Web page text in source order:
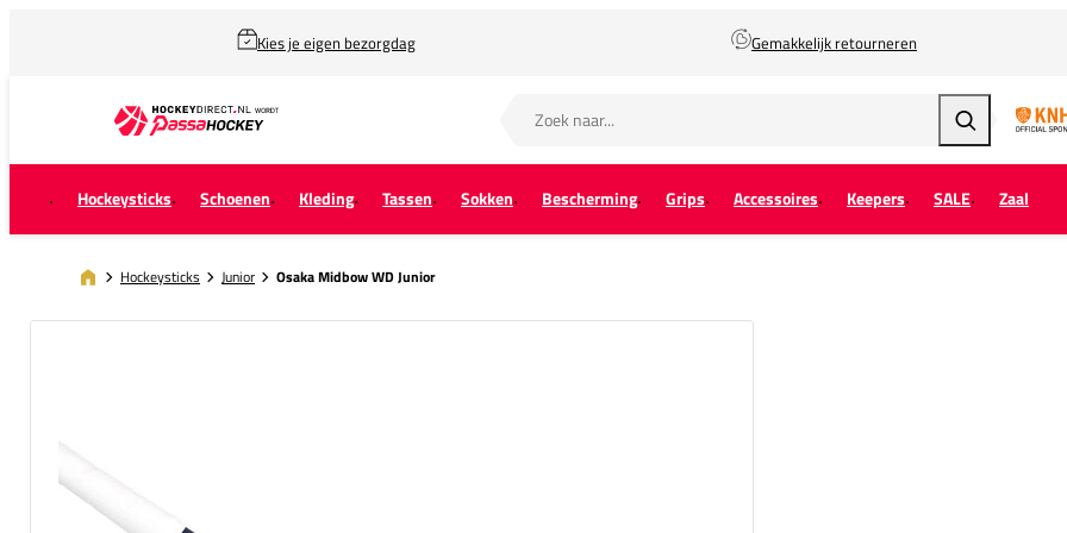
Kies je eigen bezorgdag Gemakkelijk retourneren
Zoeken
Hockeysticks Schoenen Kleding Tassen Sokken Bescherming Grips Accessoires Keepers SALE Zaal
Hockeysticks Junior Osaka Midbow WD Junior